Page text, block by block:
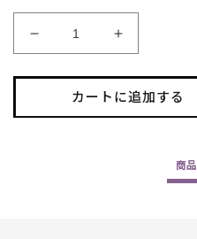
Ochota
Barrels
/
The
Ochota
Barrels
/
From
The
カートに追加する
商品